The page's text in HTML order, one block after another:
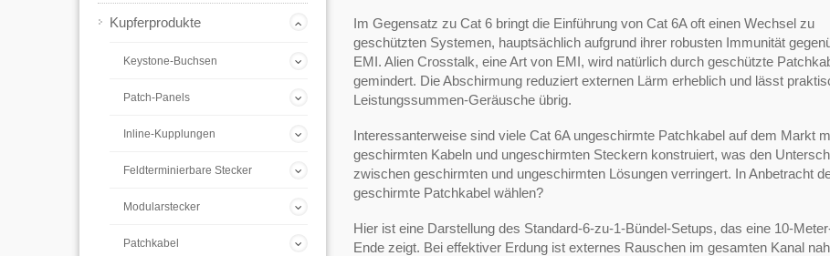
Kupferprodukte
Keystone-Buchsen
Patch-Panels
Inline-Kupplungen
Feldterminierbare Stecker
Modularstecker
Patchkabel
Im Gegensatz zu Cat 6 bringt die Einführung von Cat 6A oft einen Wechsel zu
geschützten Systemen, hauptsächlich aufgrund ihrer robusten Immunität
EMI. Alien Crosstalk, eine Art von EMI, wird natürlich durch geschützte
gemindert. Die Abschirmung reduziert externen Lärm erheblich und lässt
Leistungssummen-Geräusche übrig.
Interessanterweise sind viele Cat 6A ungeschirmte Patchkabel auf dem Markt
geschirmten Kabeln und ungeschirmten Steckern konstruiert, was den
zwischen geschirmten und ungeschirmten Lösungen verringert. In Anbetracht
geschirmte Patchkabel wählen?
Hier ist eine Darstellung des Standard-6-zu-1-Bündel-Setups, das eine 10-
Ende zeigt. Bei effektiver Erdung ist externes Rauschen im gesamten Kanal